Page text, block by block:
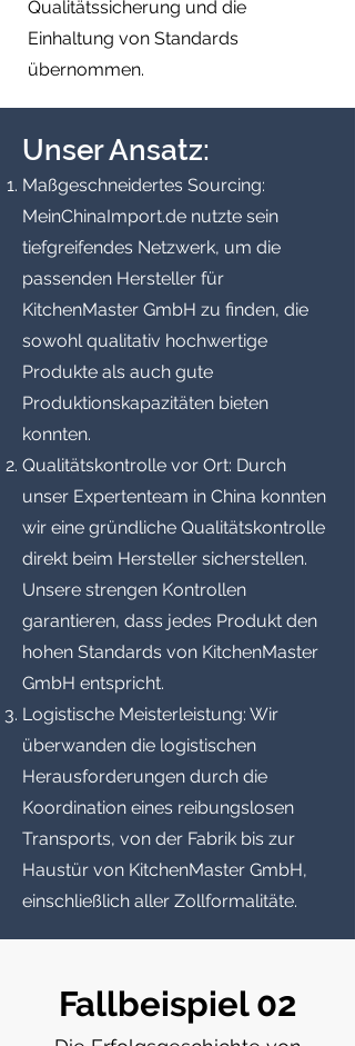
Qualitätssicherung und die
Einhaltung von Standards
übernommen.
Unser Ansatz:
Maßgeschneidertes Sourcing:
MeinChinaImport.de nutzte sein
tiefgreifendes Netzwerk, um die
passenden Hersteller für
KitchenMaster GmbH zu finden, die
sowohl qualitativ hochwertige
Produkte als auch gute
Produktionskapazitäten bieten
konnten.
Qualitätskontrolle vor Ort: Durch
unser Expertenteam in China konnten
wir eine gründliche Qualitätskontrolle
direkt beim Hersteller sicherstellen.
Unsere strengen Kontrollen
garantieren, dass jedes Produkt den
hohen Standards von KitchenMaster
GmbH entspricht.
Logistische Meisterleistung: Wir
überwanden die logistischen
Herausforderungen durch die
Koordination eines reibungslosen
Transports, von der Fabrik bis zur
Haustür von KitchenMaster GmbH,
einschließlich aller Zollformalitäte.
Fallbeispiel 02